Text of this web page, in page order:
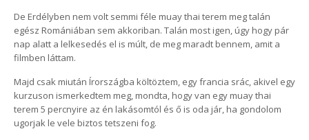
De Erdélyben nem volt semmi féle muay thai terem meg talán
egész Romániában sem akkoriban. Talán most igen, úgy hogy pár
nap alatt a lelkesedés el is múlt, de meg maradt bennem, amit a
filmben láttam.
Majd csak miután Írországba költöztem, egy francia srác, akivel egy
kurzuson ismerkedtem meg, mondta, hogy van egy muay thai
terem 5 percnyire az én lakásomtól és ő is oda jár, ha gondolom
ugorjak le vele biztos tetszeni fog.